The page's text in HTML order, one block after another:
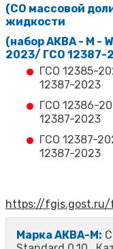
(СО массовой
жидкости
(наборАКВА- М -
2023/ ГСО 12387-
ГСО 12385-
12387-2023
ГСО 12386-
12387-2023
ГСО 12387-
12387-2023
https://fgis.gost.ru/
Марка АКВА-М: